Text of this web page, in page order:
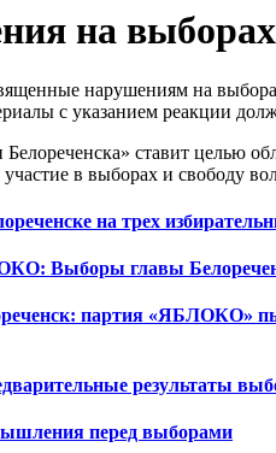
на выборах
нарушениям на
с указанием реакции
Белореченска» ставит целью
в выборах и свободу
на трех
Выборы главы
партия «ЯБЛОКО»
результаты
перед выборами